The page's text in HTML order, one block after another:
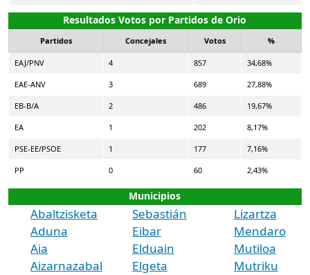
Resultados Votos por Partidos de Orio
Partidos Concejales Votos %
EAJ/PNV 4 857 34,68%
EAE-ANV 3 689 27,88%
EB-B/A 2 486 19,67%
EA 1 202 8,17%
PSE-EE/PSOE 1 177 7,16%
PP 0 60 2,43%
Municipios
Abaltzisketa
Aduna
Aia
Aizarnazabal
Sebastián
Eibar
Elduain
Elgeta
Lizartza
Mendaro
Mutiloa
Mutriku